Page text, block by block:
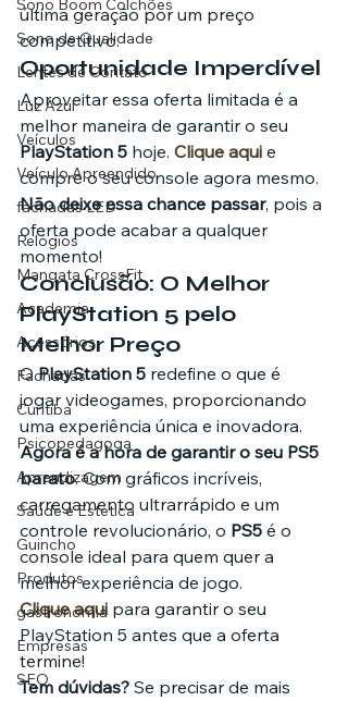
Sono Boom Colchões
Sono de Qualidade
Lentes de Contato
Luz Azul
Veículos
Veículo Apreendido
fachadas LED
Relógios
Mangata CrossFit
Academia
Acessórios
Fachadas
Curitiba
Psicopedagoga
Aprendizagem
Saúde e Estética
Guincho
Produtos
gastronomia
Empresas
SEO
última geração por um preço
competitivo.
Oportunidade Imperdível
Aproveitar essa oferta limitada é a
melhor maneira de garantir o seu
PlayStation 5 hoje. Clique aqui e
compre o seu console agora mesmo.
Não deixe essa chance passar, pois a
oferta pode acabar a qualquer
momento!
Conclusão: O Melhor
PlayStation 5 pelo
Melhor Preço
O PlayStation 5 redefine o que é
jogar videogames, proporcionando
uma experiência única e inovadora.
Agora é a hora de garantir o seu PS5
barato. Com gráficos incríveis,
carregamento ultrarrápido e um
controle revolucionário, o PS5 é o
console ideal para quem quer a
melhor experiência de jogo.
Clique aqui para garantir o seu
PlayStation 5 antes que a oferta
termine!
Tem dúvidas? Se precisar de mais